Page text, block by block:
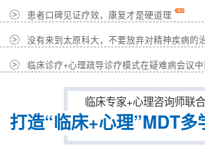
患者口碑见证疗效，康复才是硬道理
没有来到太原科大，不要放弃对精神疾病的
临床诊疗+心理疏导诊疗模式在疑难病会议
临床专家+心理咨询师联
打造“临床+心理”MDT多